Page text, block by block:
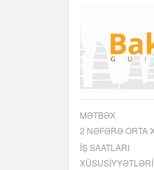
MƏTBƏX
2 NƏFƏRƏ ORTA
İŞ SAATLARI
XÜSUSIYYƏTLƏRI